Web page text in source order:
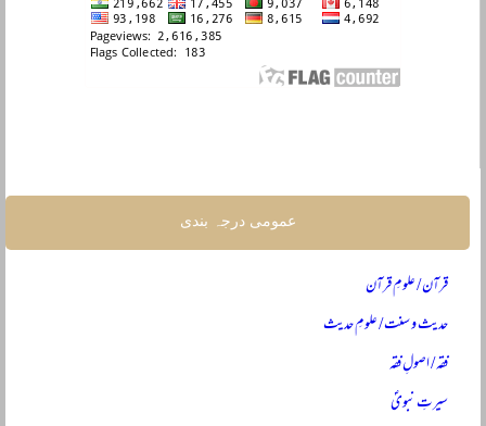
عمومی درجہ بندی
قرآن / علومِ قرآن
حدیث و سنت / علومِ حدیث
فقہ / اصولِ فقہ
سیرتِ نبویؐ